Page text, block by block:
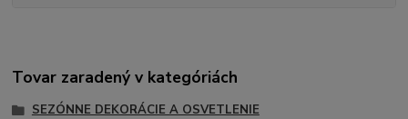
Tovar zaradený v kategóriách
SEZÓNNE DEKORÁCIE A OSVETLENIE